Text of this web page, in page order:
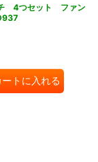
4つセット ファン
ートに入れる